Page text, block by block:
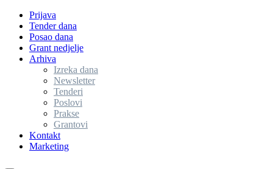
Prijava
Tender dana
Posao dana
Grant nedjelje
Arhiva
Izreka dana
Newsletter
Tenderi
Poslovi
Prakse
Grantovi
Kontakt
Marketing